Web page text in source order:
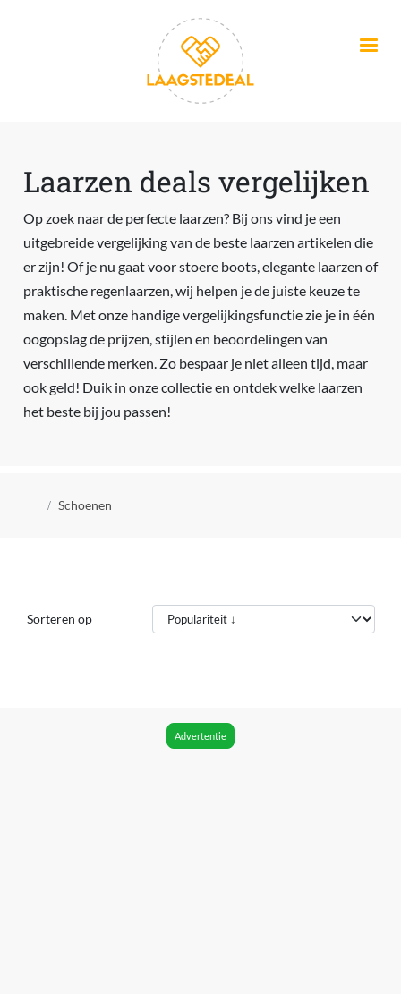
Laarzen deals vergelijken
Op zoek naar de perfecte laarzen? Bij ons vind je een
uitgebreide vergelijking van de beste laarzen artikelen die
er zijn! Of je nu gaat voor stoere boots, elegante laarzen of
praktische regenlaarzen, wij helpen je de juiste keuze te
maken. Met onze handige vergelijkingsfunctie zie je in één
oogopslag de prijzen, stijlen en beoordelingen van
verschillende merken. Zo bespaar je niet alleen tijd, maar
ook geld! Duik in onze collectie en ontdek welke laarzen
het beste bij jou passen!
Kruimelpad
Schoenen
Sorteren op
Advertentie